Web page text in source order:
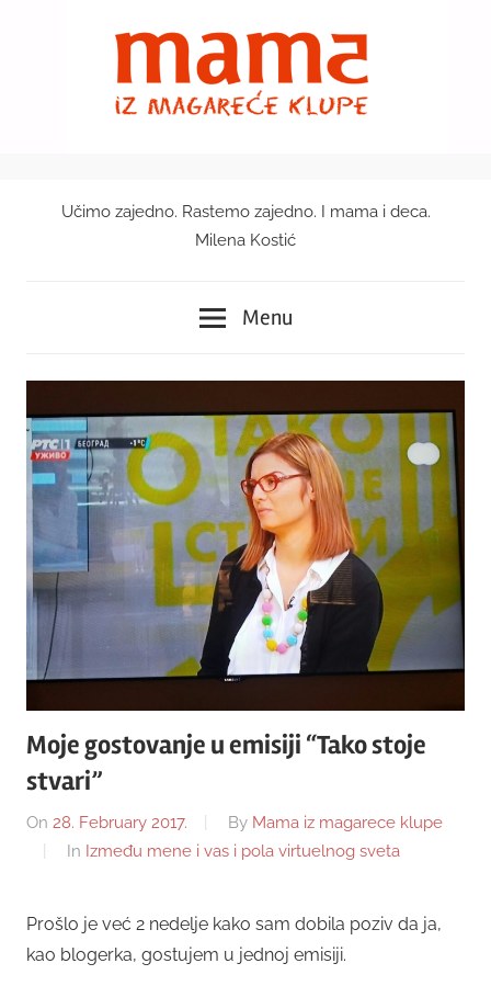
Mama
magareće
klupe
Učimo zajedno. Rastemo zajedno. I mama i deca.
Milena Kostić
Menu
Moje gostovanje u emisiji “Tako stoje
stvari”
On 28. February 2017. By Mama iz magarece klupe
In Između mene i vas i pola virtuelnog sveta
Prošlo je već 2 nedelje kako sam dobila poziv da ja,
kao blogerka, gostujem u jednoj emisiji.